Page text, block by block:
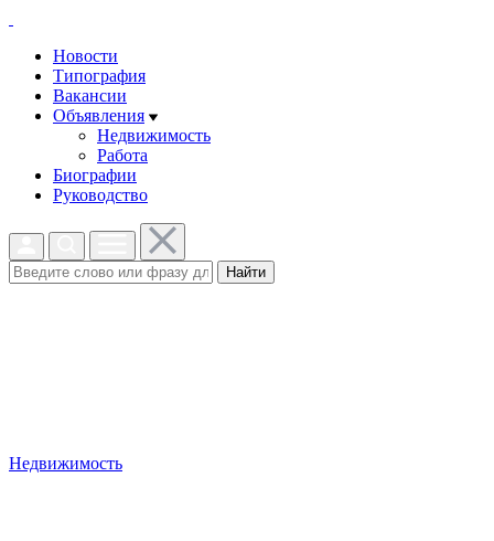
Новости
Типография
Вакансии
Объявления
Недвижимость
Работа
Биографии
Руководство
Найти
Недвижимость